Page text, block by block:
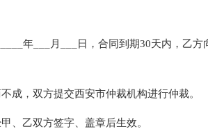
年___月___日，合同到期30天内，乙方
成，双方提交西安市仲裁机构进行仲裁。
、乙双方签字、盖章后生效。